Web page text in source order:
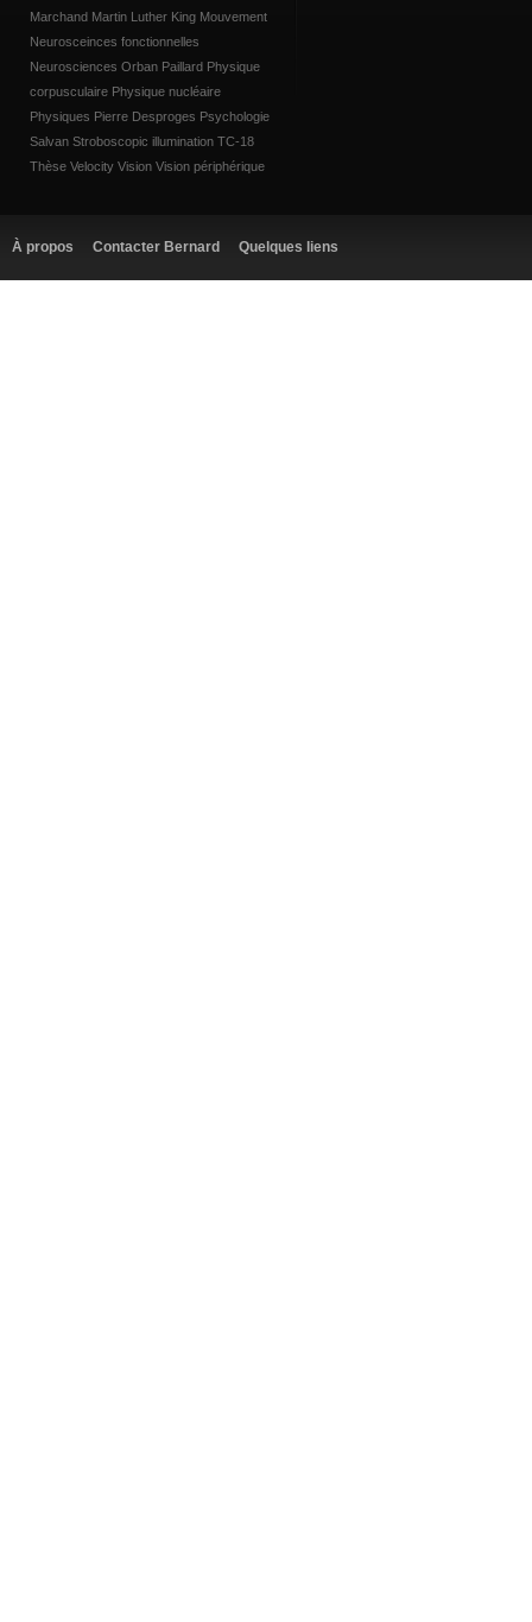
Marchand Martin Luther King Mouvement
Neurosceinces fonctionnelles
Neurosciences Orban Paillard Physique
corpusculaire Physique nucléaire
Physiques Pierre Desproges Psychologie
Salvan Stroboscopic illumination TC-18
Thèse Velocity Vision Vision périphérique
À propos Contacter Bernard Quelques liens